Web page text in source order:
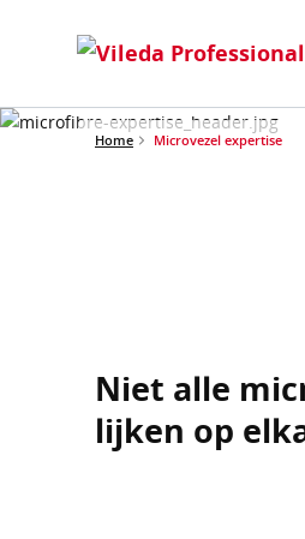
Home Microvezel expertise
Niet alle
lijken op